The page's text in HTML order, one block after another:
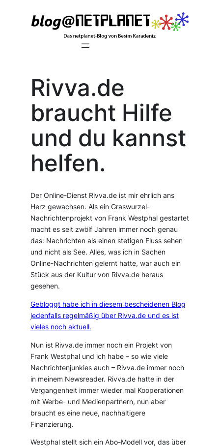
Rivva.de
braucht Hilfe
und du kannst
helfen.
Der Online-Dienst Rivva.de ist mir ehrlich ans
Herz gewachsen. Als ein Graswurzel-
Nachrichtenprojekt von Frank Westphal gestartet
macht es seit zwölf Jahren immer noch genau
das: Nachrichten als einen stetigen Fluss sehen
und nicht als See. Alles, was ich in Sachen
Online-Nachrichten gelernt hatte, war auch ein
Stück aus der Kultur von Rivva.de heraus
gesehen.
Gebloggt habe ich in diesem bescheidenen Blog
jedenfalls regelmäßig über Rivva.de und es ist
vieles noch aktuell.
Nun ist Rivva.de immer noch ein Projekt von
Frank Westphal und ich habe – so wie viele
Nachrichtenjunkies auch – Rivva.de immer noch
in meinem Newsreader. Rivva.de hatte in der
Vergangenheit immer wieder mal Kooperationen
mit Werbe- und Medienpartnern, nun aber
braucht es eine neue, nachhaltigere
Finanzierung.
Westphal stellt sich ein Abo-Modell vor, das über